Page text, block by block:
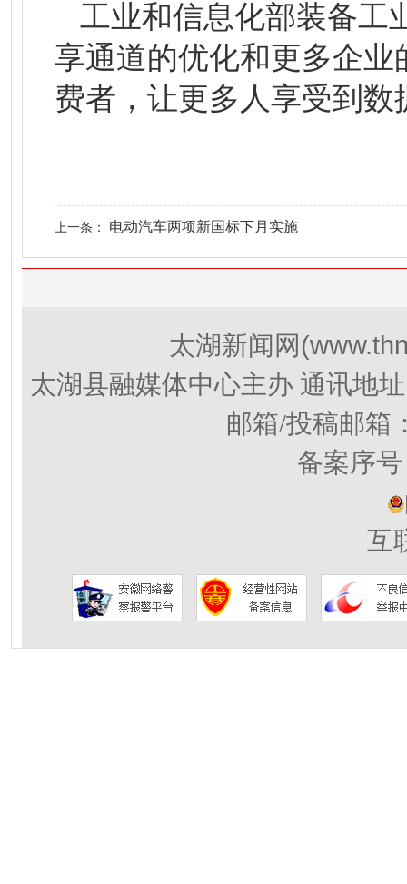
工业和信息化部装备工
享通道的优化和更多企
费者，让更多人享受到
上一条： 电动汽车两项新国标下月实施
太湖新闻网
太湖县融媒体中心主办 通讯地
邮箱/投稿邮箱
备案序
互